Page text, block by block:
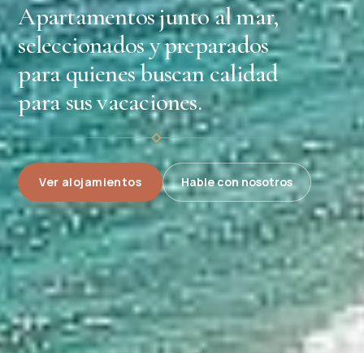
Apartamentos junto al mar,
seleccionados y preparados
para quienes buscan calidad
para sus vacaciones.
Ver alojamientos Hable con nosotros